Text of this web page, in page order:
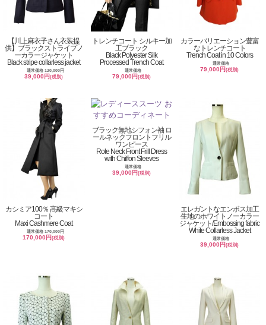
【川上麻衣子さん衣装提
供】ブラックストライプノ
ーカラージャケット
Black stripe collarless jacket
通常価格 120,000円
39,000円(税別)
トレンチコート シルキー加
工ブラック
Black Polyester Silk
Processed Trench Coat
通常価格
79,000円(税別)
カラーバリエーション豊富
なトレンチコート
Trench Coat in 10 Colors
通常価格
79,000円(税別)
カシミア100％ 高級マキシ
コート
Maxi Cashmere Coat
通常価格 170,000円
170,000円(税別)
ブラック無地シフォン袖 ロ
ールネックフロントフリル
ワンピース
Role Neck Front Frill Dress
with Chiffon Sleeves
通常価格
39,000円(税別)
エレガントなエンボス加工
生地のホワイトノーカラー
ジャケット/Embossing fabric
White Collarless Jacket
通常価格
39,000円(税別)